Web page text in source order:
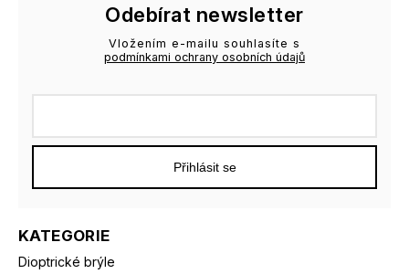
KATEGORIE
Dioptrické brýle
Odebírat newsletter
Vložením e-mailu souhlasíte s
podmínkami ochrany osobních údajů
Přihlásit se